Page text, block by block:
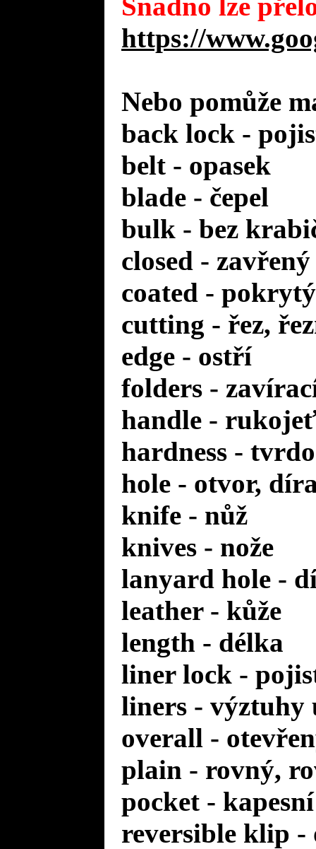
https://
Nebo pomůže
back lock -
belt - opasek
blade - čepel
bulk - bez
closed - zavřený
coated -
cutting - řez,
edge - ostří
folders -
handle -
hardness -
hole - otvor,
knife - nůž
knives - nože
lanyard hole -
leather - kůže
length - délka
liner lock -
liners -
overall -
plain - rovný,
pocket - kapesní
reversible klip